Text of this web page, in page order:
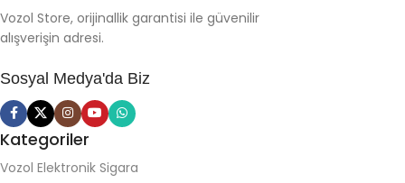
Vozol Store, orijinallik garantisi ile güvenilir
alışverişin adresi.
Sosyal Medya'da Biz
Kategoriler
Vozol Elektronik Sigara